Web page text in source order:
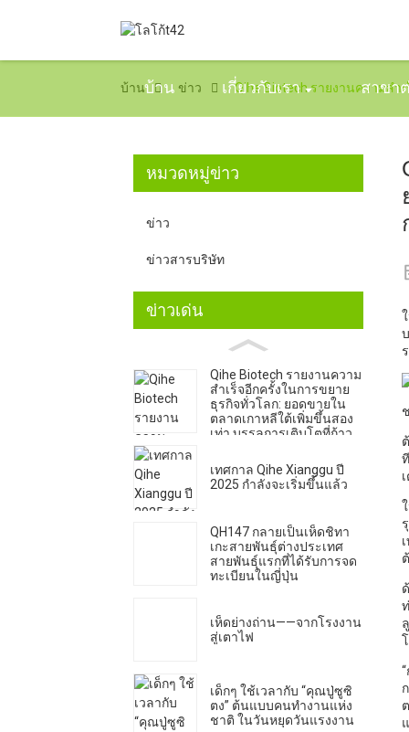
บ้าน เกี่ยวกับเรา สาขา
บ้าน ข่าว Qihe Biotech รายงานความส
หมวดหมู่ข่าว
ข่าว
ข่าวสารบริษัท
ข่าวเด่น
Qihe Biotech รายงานความ
สำเร็จอีกครั้งในการขยาย
ธุรกิจทั่วโลก: ยอดขายใน
ตลาดเกาหลีใต้เพิ่มขึ้นสอง
เท่า บรรลุการเติบโตที่ก้าว
เทศกาล Qihe Xianggu ปี
2025 กำลังจะเริ่มขึ้นแล้ว
QH147 กลายเป็นเห็ดชิทา
เกะสายพันธุ์ต่างประเทศ
สายพันธุ์แรกที่ได้รับการจด
ทะเบียนในญี่ปุ่น
เห็ดย่างถ่าน——จากโรงงาน
สู่เตาไฟ
เด็กๆ ใช้เวลากับ “คุณปู่ซูซิ
ตง” ต้นแบบคนทำงานแห่ง
ชาติ ในวันหยุดวันแรงงาน